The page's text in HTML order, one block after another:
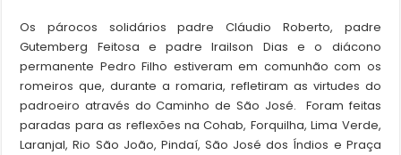
Os párocos solidários padre Cláudio Roberto, padre
Gutemberg Feitosa e padre Irailson Dias e o diácono
permanente Pedro Filho estiveram em comunhão com os
romeiros que, durante a romaria, refletiram as virtudes do
padroeiro através do Caminho de São José. Foram feitas
paradas para as reflexões na Cohab, Forquilha, Lima Verde,
Laranjal, Rio São João, Pindaí, São José dos Índios e Praça